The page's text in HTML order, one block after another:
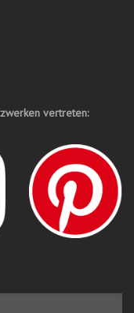
vertreten: